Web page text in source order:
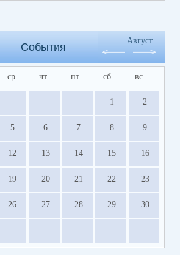
События
Август
ср чт пт сб вс
1 2
5 6 7 8 9
12 13 14 15 16
19 20 21 22 23
26 27 28 29 30